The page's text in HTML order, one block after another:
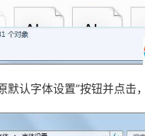
字体设置”按钮并点击，